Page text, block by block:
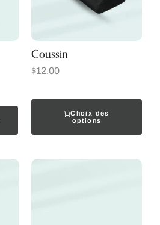
Coussin
$12.00
Choix des
options